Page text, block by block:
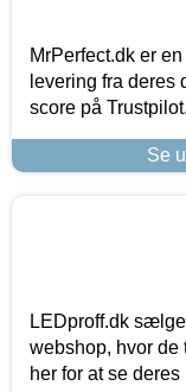
MrPerfect.dk er
levering fra deres
score på
Se
LEDproff.dk
webshop, hvor de
her for at se deres